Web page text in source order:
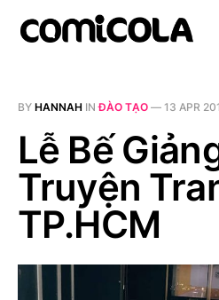
BY HANNAH INĐÀO TẠO — 13 APR
Lễ Bế
Truyện
TP.HCM